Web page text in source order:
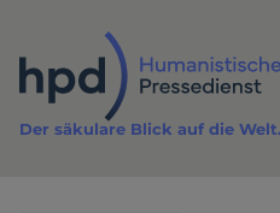
Inhalt
Der säkulare Blick auf die Welt.